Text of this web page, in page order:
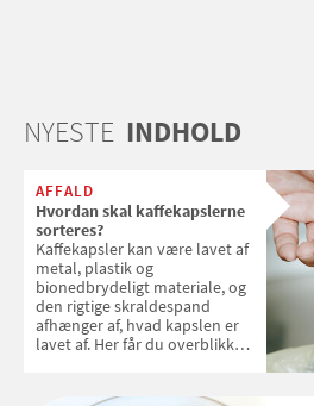
NYESTE INDHOLD
AFFALD
Hvordan skal kaffekapslerne
sorteres?
Kaffekapsler kan være lavet af
metal, plastik og
bionedbrydeligt materiale, og
den rigtige skraldespand
afhænger af, hvad kapslen er
lavet af. Her får du overblikket